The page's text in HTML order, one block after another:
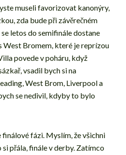
museli favorizovat kanonýry,
zda bude při závěrečném
letos do semifinále dostane
West Bromem, které je reprízou
povede v poháru, když
vsadil bych si na
West Brom, Liverpool a
se nedivil, kdyby to bylo
finálové fázi. Myslím, že všichni
si přála, finále v derby. Zatímco